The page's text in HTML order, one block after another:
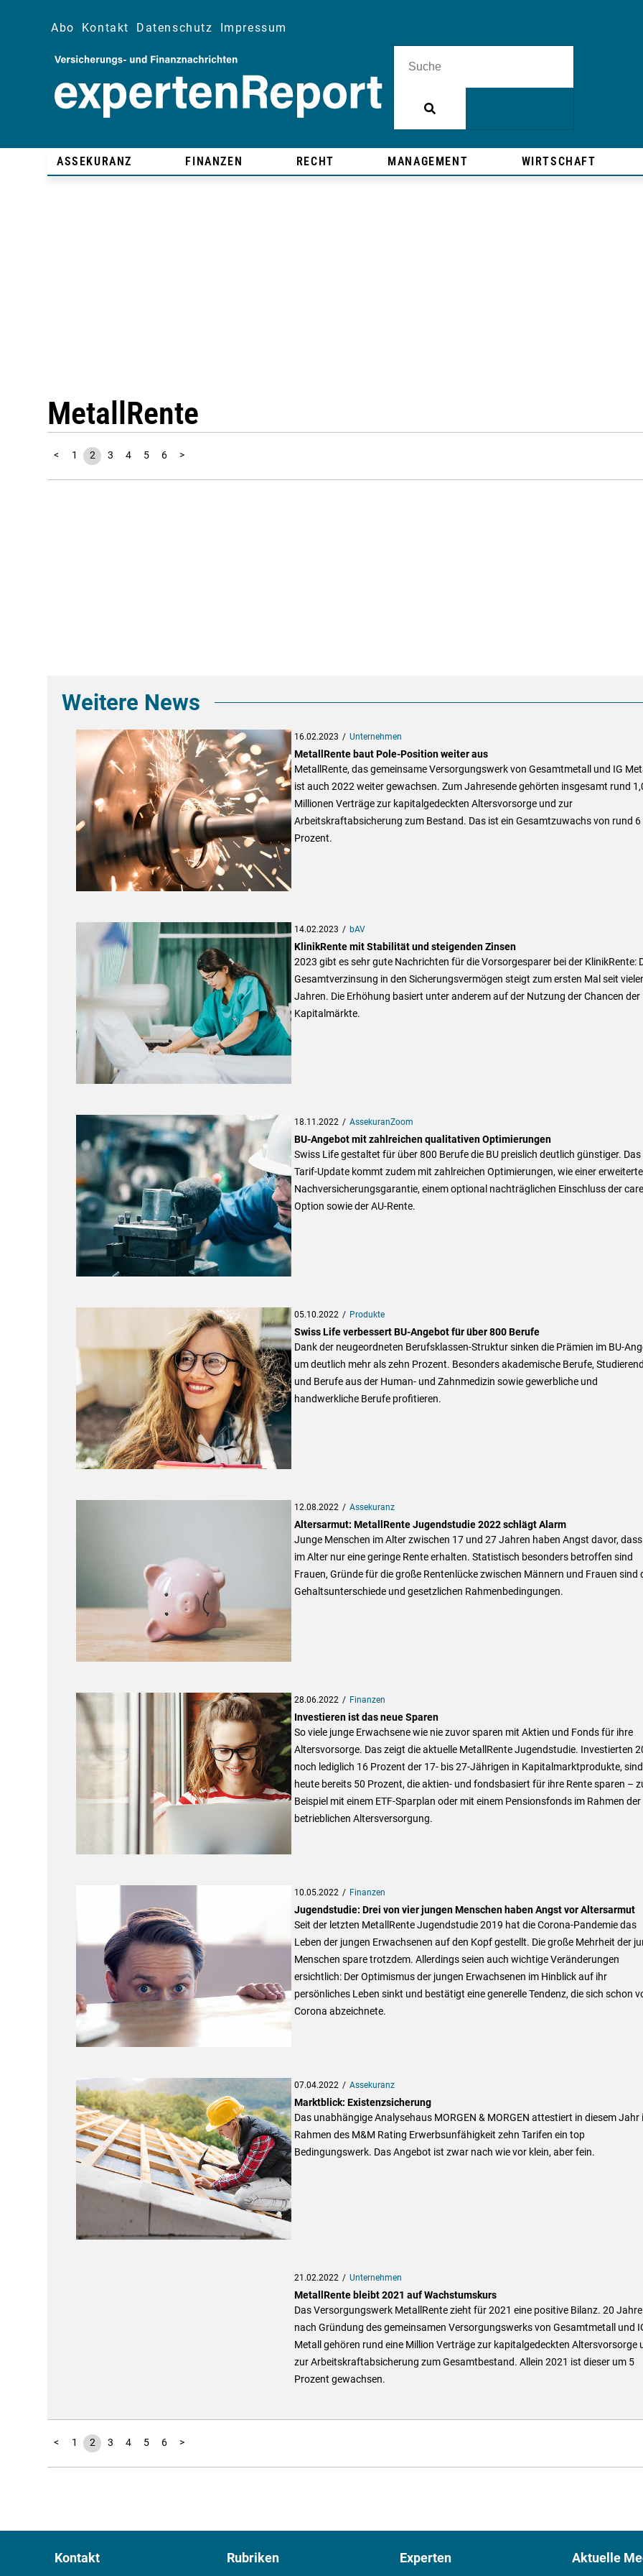
Abo Kontakt Datenschutz Impressum
ASSEKURANZ FINANZEN RECHT MANAGEMENT WIRTSCHAFT
MetallRente
< 1 2 3 4 5 6 >
Weitere News
16.02.2023 Unternehmen
MetallRente baut Pole-Position weiter aus
MetallRente, das gemeinsame Versorgungswerk von Gesamtmetall und IG
ist auch 2022 weiter gewachsen. Zum Jahresende gehörten insgesamt rund
Millionen Verträge zur kapitalgedeckten Altersvorsorge und zur
Arbeitskraftabsicherung zum Bestand. Das ist ein Gesamtzuwachs von rund 6
Prozent.
14.02.2023 bAV
KlinikRente mit Stabilität und steigenden Zinsen
2023 gibt es sehr gute Nachrichten für die Vorsorgesparer bei der KlinikRente:
Gesamtverzinsung in den Sicherungsvermögen steigt zum ersten Mal seit
Jahren. Die Erhöhung basiert unter anderem auf der Nutzung der Chancen der
Kapitalmärkte.
18.11.2022 AssekuranZoom
BU-Angebot mit zahlreichen qualitativen Optimierungen
Swiss Life gestaltet für über 800 Berufe die BU preislich deutlich günstiger. Das
Tarif-Update kommt zudem mit zahlreichen Optimierungen, wie einer
Nachversicherungsgarantie, einem optional nachträglichen Einschluss der
Option sowie der AU-Rente.
05.10.2022 Produkte
Swiss Life verbessert BU-Angebot für über 800 Berufe
Dank der neugeordneten Berufsklassen-Struktur sinken die Prämien im BU-
um deutlich mehr als zehn Prozent. Besonders akademische Berufe,
und Berufe aus der Human- und Zahnmedizin sowie gewerbliche und
handwerkliche Berufe profitieren.
12.08.2022 Assekuranz
Altersarmut: MetallRente Jugendstudie 2022 schlägt Alarm
Junge Menschen im Alter zwischen 17 und 27 Jahren haben Angst davor, dass
im Alter nur eine geringe Rente erhalten. Statistisch besonders betroffen sind
Frauen, Gründe für die große Rentenlücke zwischen Männern und Frauen sind
Gehaltsunterschiede und gesetzlichen Rahmenbedingungen.
28.06.2022 Finanzen
Investieren ist das neue Sparen
So viele junge Erwachsene wie nie zuvor sparen mit Aktien und Fonds für ihre
Altersvorsorge. Das zeigt die aktuelle MetallRente Jugendstudie. Investierten
noch lediglich 16 Prozent der 17- bis 27-Jährigen in Kapitalmarktprodukte,
heute bereits 50 Prozent, die aktien- und fondsbasiert für ihre Rente sparen –
Beispiel mit einem ETF-Sparplan oder mit einem Pensionsfonds im Rahmen der
betrieblichen Altersversorgung.
10.05.2022 Finanzen
Jugendstudie: Drei von vier jungen Menschen haben Angst vor Altersarmut
Seit der letzten MetallRente Jugendstudie 2019 hat die Corona-Pandemie das
Leben der jungen Erwachsenen auf den Kopf gestellt. Die große Mehrheit der
Menschen spare trotzdem. Allerdings seien auch wichtige Veränderungen
ersichtlich: Der Optimismus der jungen Erwachsenen im Hinblick auf ihr
persönliches Leben sinkt und bestätigt eine generelle Tendenz, die sich schon
Corona abzeichnete.
07.04.2022 Assekuranz
Marktblick: Existenzsicherung
Das unabhängige Analysehaus MORGEN & MORGEN attestiert in diesem Jahr
Rahmen des M&M Rating Erwerbsunfähigkeit zehn Tarifen ein top
Bedingungswerk. Das Angebot ist zwar nach wie vor klein, aber fein.
21.02.2022 Unternehmen
MetallRente bleibt 2021 auf Wachstumskurs
Das Versorgungswerk MetallRente zieht für 2021 eine positive Bilanz. 20 Jahre
nach Gründung des gemeinsamen Versorgungswerks von Gesamtmetall und
Metall gehören rund eine Million Verträge zur kapitalgedeckten Altersvorsorge
zur Arbeitskraftabsicherung zum Gesamtbestand. Allein 2021 ist dieser um 5
Prozent gewachsen.
< 1 2 3 4 5 6 >
Kontakt Rubriken Experten Aktuelle